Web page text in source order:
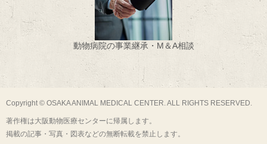
動物病院の事業継承・M＆A相談
Copyright © OSAKA ANIMAL MEDICAL CENTER. ALL RIGHTS RESERVED.
著作権は大阪動物医療センターに帰属します。
掲載の記事・写真・図表などの無断転載を禁止します。